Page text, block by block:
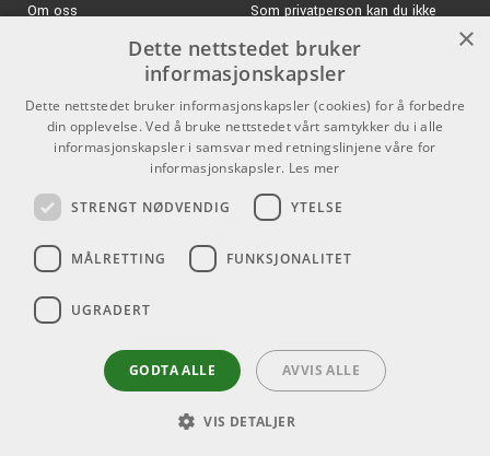
Om oss
GDPR & Cookies
Som privatperson kan du ikke
kjøpe på denne nettsiden, alt salg
skjer gjennom våre forhandlere.
info@emnordic.no
×
Dette nettstedet bruker
informasjonskapsler
Dette nettstedet bruker informasjonskapsler (cookies) for å forbedre
din opplevelse. Ved å bruke nettstedet vårt samtykker du i alle
informasjonskapsler i samsvar med retningslinjene våre for
informasjonskapsler. Les mer
STRENGT NØDVENDIG YTELSE
MÅLRETTING FUNKSJONALITET
UGRADERT
GODTA ALLE AVVIS ALLE
VIS DETALJER